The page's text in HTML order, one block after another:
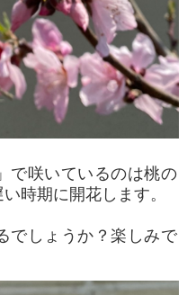
で咲いているのは桃の
時期に開花します。
でしょうか？楽しみで